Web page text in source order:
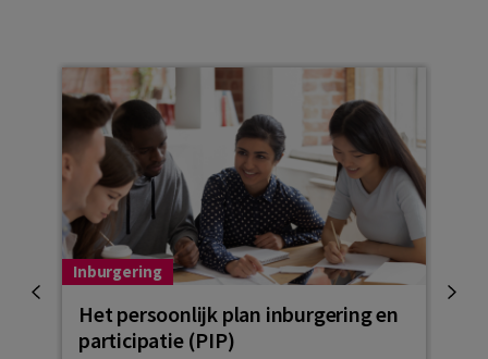
Inburgering
Het persoonlijk plan inburgering en
participatie (PIP)